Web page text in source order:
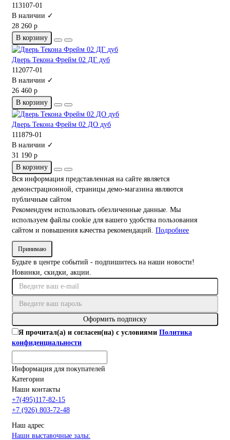
113107-01
В наличии ✓
28 260 р
В корзину
Дверь Текона Фрейм 02 ДГ дуб
112077-01
В наличии ✓
26 460 р
В корзину
Дверь Текона Фрейм 02 ДО дуб
111879-01
В наличии ✓
31 190 р
В корзину
Вся информация представленная на сайте является
демонстрационной, страницы демо-магазина являются
публичным сайтом
Рекомендуем использовать обезличенные данные. Мы
используем файлы cookie для вашего удобства пользования
сайтом и повышения качества рекомендаций. Подробнее
Принимаю
Будьте в центре событий - подпишитесь на наши новости!
Новинки, скидки, акции.
Оформить подписку
Я прочитал(а) и согласен(на) с условиями Политика
конфиденциальности
Информация для покупателей
Категории
Наши контакты
+7(495)117-82-15
+7 (926) 803-72-48
Наш адрес
Наши выставочные залы: